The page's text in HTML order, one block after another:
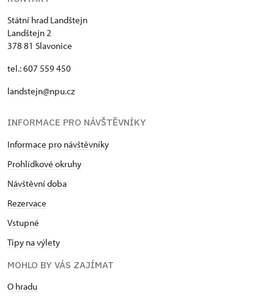
Státní hrad Landštejn
Landštejn 2
378 81 Slavonice
tel.: 607 559 450
landstejn@npu.cz
INFORMACE PRO NÁVŠTĚVNÍKY
Informace pro návštěvníky
Prohlídkové okruhy
Návštěvní doba
Rezervace
Vstupné
Tipy na výlety
MOHLO BY VÁS ZAJÍMAT
O hradu